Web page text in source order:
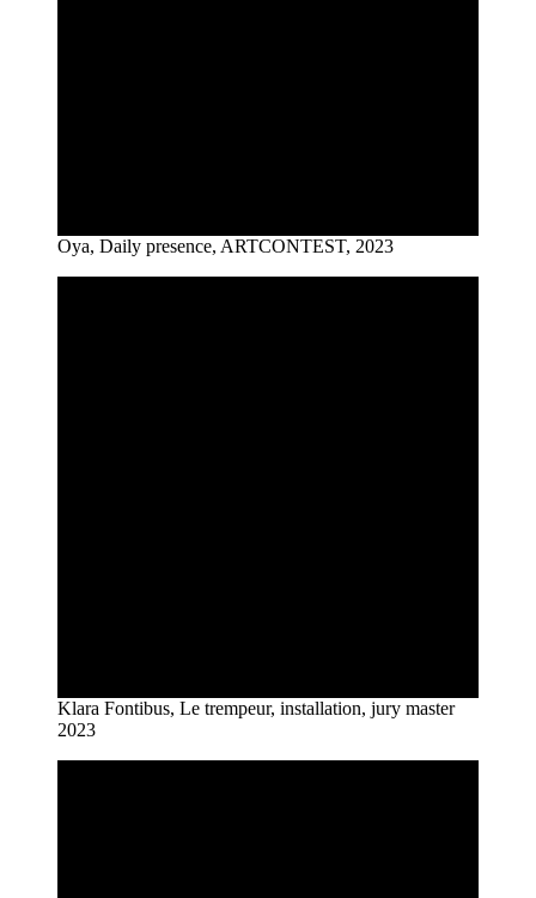
Oya, Daily presence, ARTCONTEST, 2023
Klara Fontibus, Le trempeur, installation, jury master
2023